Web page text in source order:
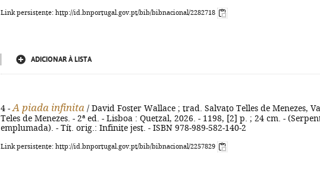
Link persistente: http://id.bnportugal.gov.pt/bib/bibnacional/2282718
ADICIONAR À LISTA
4 - A piada infinita / David Foster Wallace ; trad. Salvato Telles de Menezes,
Teles de Menezes. - 2ª ed. - Lisboa : Quetzal, 2026. - 1198, [2] p. ; 24 cm. -
emplumada). - Tít. orig.: Infinite jest. - ISBN 978-989-582-140-2
Link persistente: http://id.bnportugal.gov.pt/bib/bibnacional/2257829